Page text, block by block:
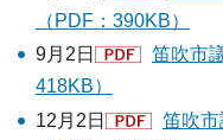
（PDF：390KB）
9月2日
笛吹市
418KB）
12月2日
笛吹